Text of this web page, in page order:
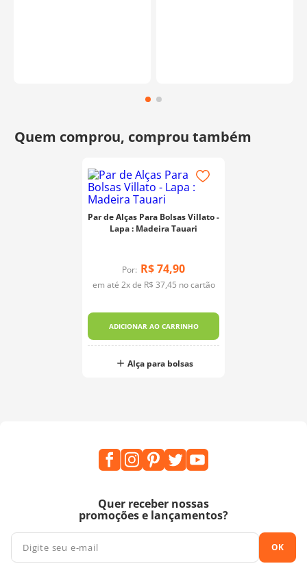
Par de Alças Para Bolsas Villato -
Lapa : Madeira Tauari
Por: R$74,90
em até 2x de R$ 37,45 no cartão
ADICIONAR AO CARRINHO
Alça para bolsas
Quer receber nossas
promoções e lançamentos?
OK